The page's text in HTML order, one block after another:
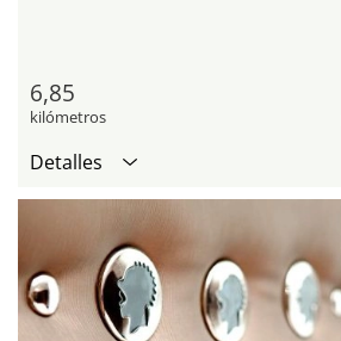
6,85
kilómetros
Detalles